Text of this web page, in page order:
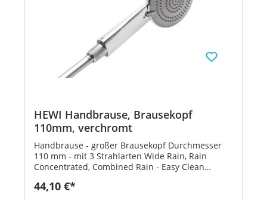
HEWI Handbrause, Brausekopf
110mm, verchromt
Handbrause - großer Brausekopf Durchmesser
110 mm - mit 3 Strahlarten Wide Rain, Rain
Concentrated, Combined Rain - Easy Clean
der Brausenoppen - Durchflussmenge ca. 7,5
44,10 €*